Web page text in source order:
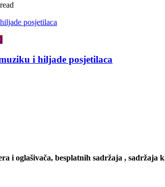
i hiljade posjetilaca
i oglašivača, besplatnih sadržaja ,